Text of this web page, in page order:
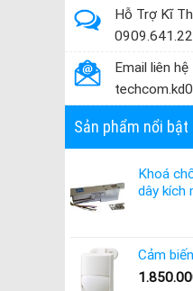
Hỗ Trợ Kĩ
Email liên hệ
Sản phẩm nổi bật
Khoá
dây kích
Cảm